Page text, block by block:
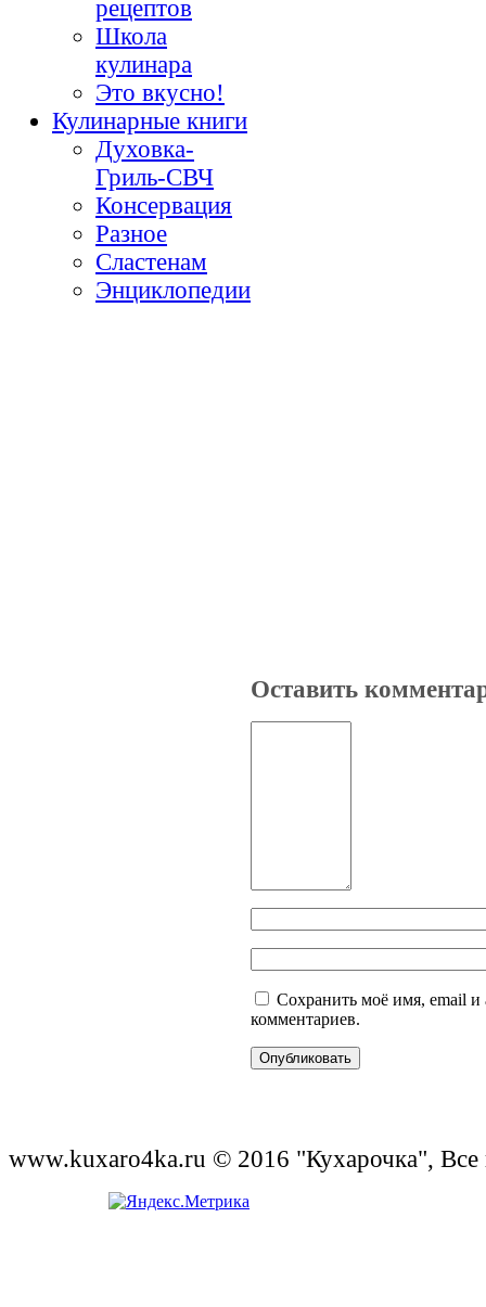
рецептов
Школа
кулинара
Это вкусно!
Кулинарные книги
Духовка-
Гриль-СВЧ
Консервация
Разное
Сластенам
Энциклопедии
Оставить
Сохранить моё имя, email и
комментариев.
www.kuxaro4ka.ru © 2016 "Кухарочка",